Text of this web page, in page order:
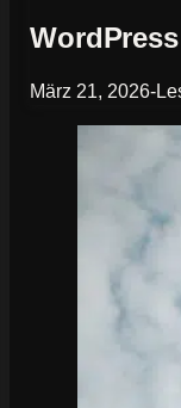
März 21, 2026-